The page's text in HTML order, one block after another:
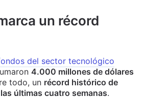
un récord
del sector tecnológico
4.000 millones de dólares
todo, un récord histórico de
últimas cuatro semanas.